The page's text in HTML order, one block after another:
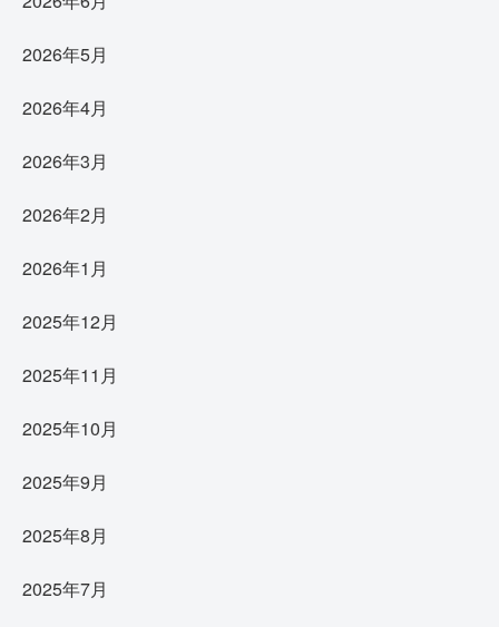
2026年5月
2026年4月
2026年3月
2026年2月
2026年1月
2025年12月
2025年11月
2025年10月
2025年9月
2025年8月
2025年7月